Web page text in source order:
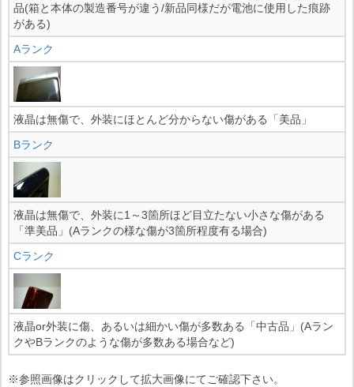
品(箱と本体の製造番号が違う/新品同様だが電池に使用した痕跡
がある)
Aランク
液晶は無傷で、外装にほとんど分からない傷がある「美品」
Bランク
液晶は無傷で、外装に1～3箇所ほど目立たない小さな傷がある
「準美品」(Aランクの様な傷が3箇所程度有る場合)
Cランク
液晶or外装に傷、あるいは細かい傷が多数ある「中古品」(Aラン
クやBランクのような傷が多数ある場合など)
※参照画像はクリックして拡大画像にてご確認下さい。